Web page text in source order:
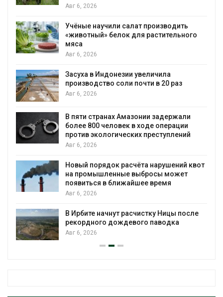
Авг 6, 2026
Учёные научили салат производить
«животный» белок для растительного
мяса
Авг 6, 2026
Засуха в Индонезии увеличила
производство соли почти в 20 раз
Авг 6, 2026
В пяти странах Амазонии задержали
более 800 человек в ходе операции
против экологических преступлений
Авг 6, 2026
Новый порядок расчёта нарушений квот
на промышленные выбросы может
появиться в ближайшее время
Авг 6, 2026
В Ирбите начнут расчистку Ницы после
рекордного дождевого паводка
Авг 6, 2026